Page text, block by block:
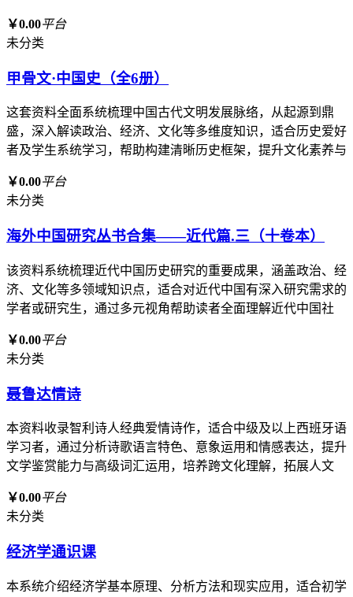
￥0.00平台
未分类
甲骨文·中国史（全6册）
这套资料全面系统梳理中国古代文明发展脉络，从起源到鼎
盛，深入解读政治、经济、文化等多维度知识，适合历史爱好
者及学生系统学习，帮助构建清晰历史框架，提升文化素养与
￥0.00平台
未分类
海外中国研究丛书合集——近代篇.三（十卷本）
该资料系统梳理近代中国历史研究的重要成果，涵盖政治、经
济、文化等多领域知识点，适合对近代中国有深入研究需求的
学者或研究生，通过多元视角帮助读者全面理解近代中国社
￥0.00平台
未分类
聂鲁达情诗
本资料收录智利诗人经典爱情诗作，适合中级及以上西班牙语
学习者，通过分析诗歌语言特色、意象运用和情感表达，提升
文学鉴赏能力与高级词汇运用，培养跨文化理解，拓展人文
￥0.00平台
未分类
经济学通识课
本系统介绍经济学基本原理、分析方法和现实应用，适合初学